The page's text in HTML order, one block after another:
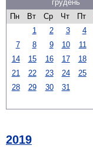
грудень
Пн
Вт Ср Чт Пт
1
2 3 4
7
8 9 10 11
14
15 16 17 18
21
22 23 24 25
28
29 30 31
2019